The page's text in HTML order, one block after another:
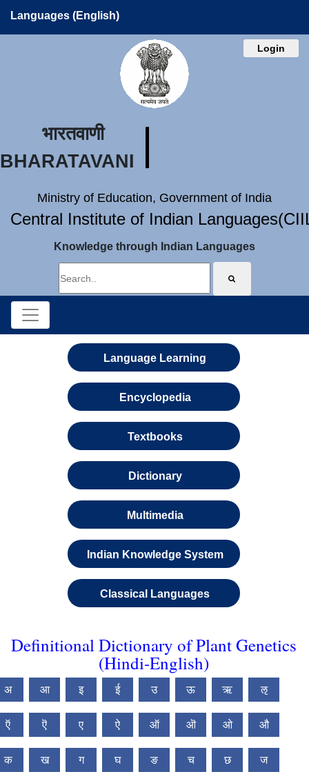
Languages (English)
Login
भारतवाणी
BHARATAVANI
Ministry of Education, Government of India
Central Institute of Indian
Knowledge through Indian Languages
Language Learning
Encyclopedia
Textbooks
Dictionary
Multimedia
Indian Knowledge System
Classical Languages
Definitional Dictionary of Plant Genetics
(Hindi-English)
अ आ इ ई उ ऊ ऋ ऌ
ऍ ऎ ए ऐ ऑ ऒ ओ औ
क ख ग घ ङ च छ ज